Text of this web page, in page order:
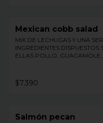
Mexican cobb salad
MIX DE LECHUGAS Y UNA
INGREDIENTES DISPUESTOS
ELLAS POLLO,
NUESTRO ADEREZO DE
MIEL.
$7.390
Salmón pecan